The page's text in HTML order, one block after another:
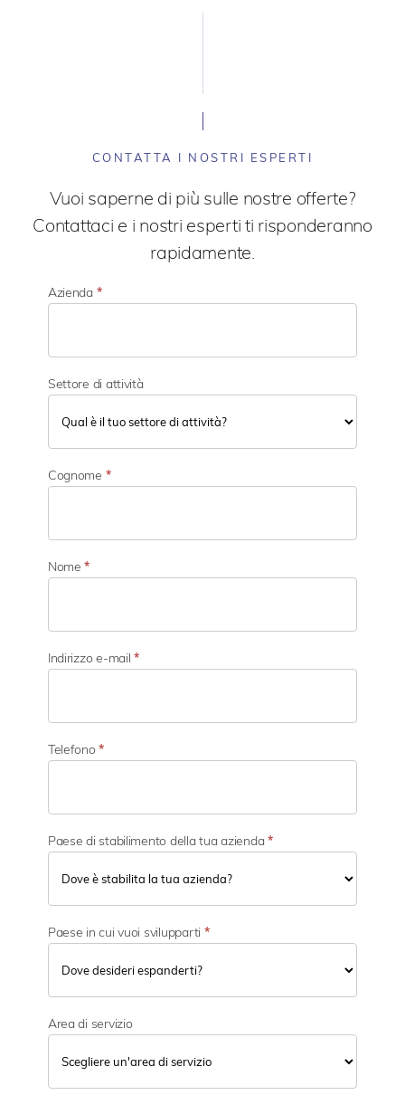
CONTATTA I NOSTRI ESPERTI
Vuoi saperne di più sulle nostre offerte?
Contattaci e i nostri esperti ti risponderanno
rapidamente.
Azienda *
Settore di attività
e
t
e
d
t
t
i
t
à
Cognome *
Nome*
Indirizzo e-mail*
Telefono*
Paese di stabilimento della tua azienda *
Paese in cui vuoi svilupparti *
Area di servizio